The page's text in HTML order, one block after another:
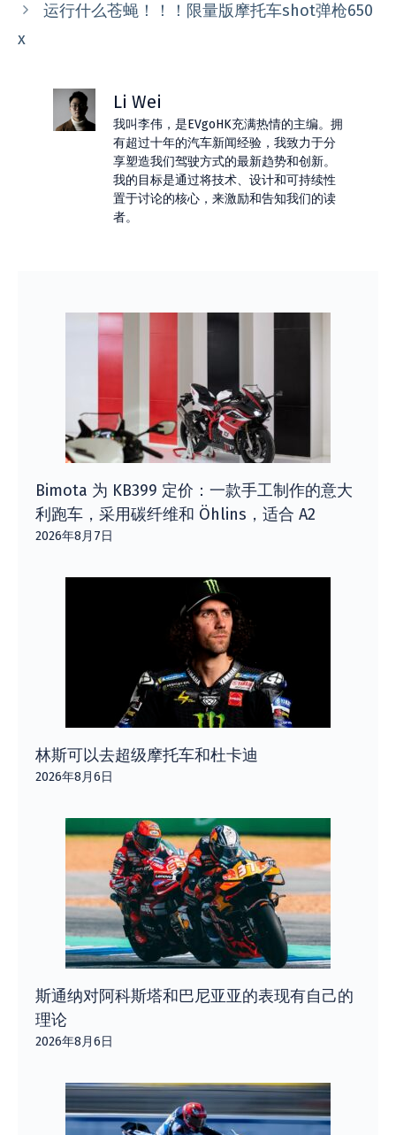
运行什么苍蝇！！！限量版摩托车shot弹枪650
x
Li Wei
我叫李伟，是EVgoHK充满热情的主编。拥
有超过十年的汽车新闻经验，我致力于分
享塑造我们驾驶方式的最新趋势和创新。
我的目标是通过将技术、设计和可持续性
置于讨论的核心，来激励和告知我们的读
者。
Bimota 为 KB399 定价：一款手工制作的意大
利跑车，采用碳纤维和 Öhlins，适合 A2
2026年8月7日
林斯可以去超级摩托车和杜卡迪
2026年8月6日
斯通纳对阿科斯塔和巴尼亚亚的表现有自己的
理论
2026年8月6日